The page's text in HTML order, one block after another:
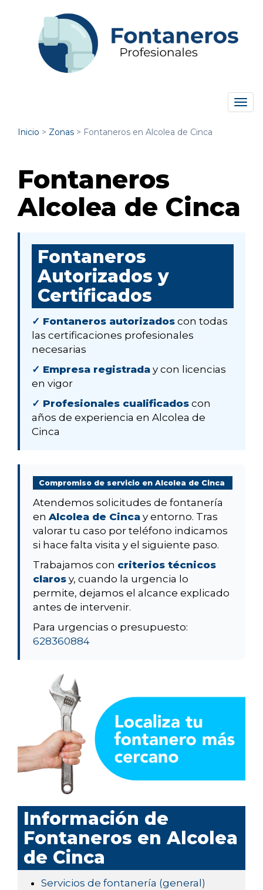
Inicio > Zonas > Fontaneros en Alcolea de Cinca
Fontaneros
Alcolea de Cinca
Fontaneros
Autorizados y
Certificados
✓ Fontaneros autorizados con todas
las certificaciones profesionales
necesarias
✓ Empresa registrada y con licencias
en vigor
✓ Profesionales cualificados con
años de experiencia en Alcolea de
Cinca
Compromiso de servicio en Alcolea de Cinca
Atendemos solicitudes de fontanería
en Alcolea de Cinca y entorno. Tras
valorar tu caso por teléfono indicamos
si hace falta visita y el siguiente paso.
Trabajamos con criterios técnicos
claros y, cuando la urgencia lo
permite, dejamos el alcance explicado
antes de intervenir.
Para urgencias o presupuesto:
628360884
Información de
Fontaneros en Alcolea
de Cinca
Servicios de fontanería (general)